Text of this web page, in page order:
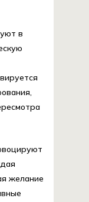
в
желание